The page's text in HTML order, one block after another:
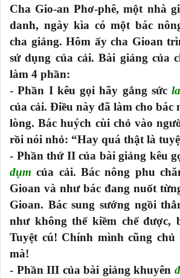
Cha Gio-an Phơ-phê, một nhà
danh, ngày kìa có một bác
cha giảng. Hôm ấy cha Gioan
sử dụng của cải. Bài giảng của
làm 4 phần:
- Phần I kêu gọi hãy gắng sức
của cải. Điều này đã làm cho bác
lòng. Bác huých cùi chỏ vào
rồi nói nhỏ: “Hay quá thật là
- Phần thứ II của bài giảng kêu
dụm của cải. Bác nông phu
Gioan và như bác đang nuốt
Gioan. Bác sung sướng ngồi
như không thể kiềm chế được,
Tuyệt cú! Chính mình cũng
mà!
- Phần III của bài giảng khuyên